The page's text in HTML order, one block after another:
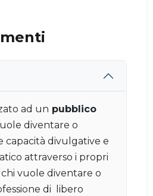
ad un pubblico
diventare o
capacità divulgative e
attraverso i propri
vuole diventare o
di libero